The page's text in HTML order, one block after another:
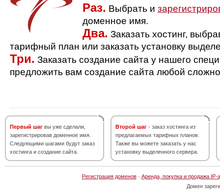
Раз. Выбрать и
доменное имя.
Два. Заказать хостинг,
тарифный план или заказать установку
Три. Заказать создание сайта у нашего
предложить вам создание сайта любой
Первый шаг вы уже сделали,
зарегистрировав доменное имя.
Следующими шагами будут заказ
хостинга и создание сайта.
Второй шаг - заказ хостинга из
предлагаемых тарифных планов.
Также вы можете заказать у нас
установку выделенного сервера.
Регистрация доменов· Аренда, покупка и продажа IP-
Домен